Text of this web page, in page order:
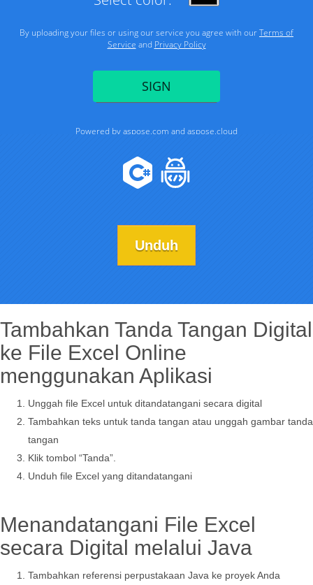
Unduh
Tambahkan Tanda Tangan Digital
ke File Excel Online
menggunakan Aplikasi
Unggah file Excel untuk ditandatangani secara digital
Tambahkan teks untuk tanda tangan atau unggah gambar tanda
tangan
Klik tombol “Tanda”.
Unduh file Excel yang ditandatangani
Menandatangani File Excel
secara Digital melalui Java
Tambahkan referensi perpustakaan Java ke proyek Anda